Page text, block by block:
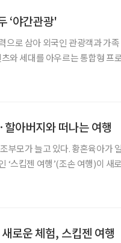
‘야간관광'
으로 삼아 외국인 관광객과 가
와 세대를 아우르는 통합형 프
아버지와 떠나는 여행
부모가 늘고 있다. 황혼육아가
‘스킵젠 여행’(조손 여행)이 새
로운 체험, 스킵젠 여행